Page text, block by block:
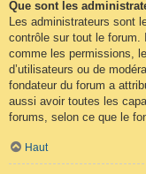
Que sont les
Les administrateurs sont
contrôle sur tout le
comme les permissions,
d’utilisateurs ou de
fondateur du forum a
aussi avoir toutes les
forums, selon ce que le
Haut